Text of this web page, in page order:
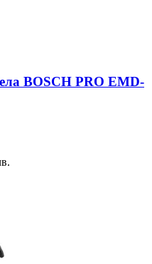
BOSCH PRO EMD-